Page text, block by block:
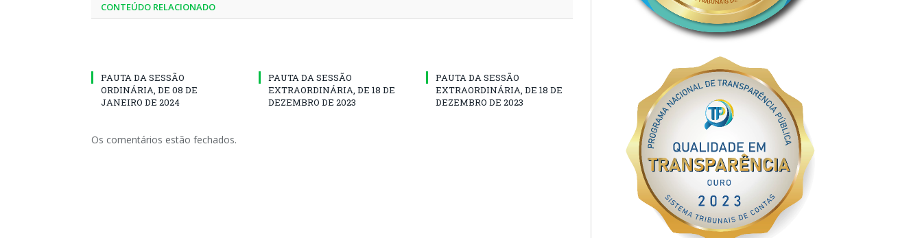
CONTEÚDO RELACIONADO
PAUTA DA SESSÃO
ORDINÁRIA, DE 08 DE
JANEIRO DE 2024
PAUTA DA SESSÃO
EXTRAORDINÁRIA, DE 18 DE
DEZEMBRO DE 2023
PAUTA DA SESSÃO
EXTRAORDINÁRIA, DE 18 DE
DEZEMBRO DE 2023
Os comentários estão fechados.